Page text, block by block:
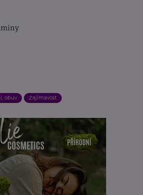
obuv Zajímavost